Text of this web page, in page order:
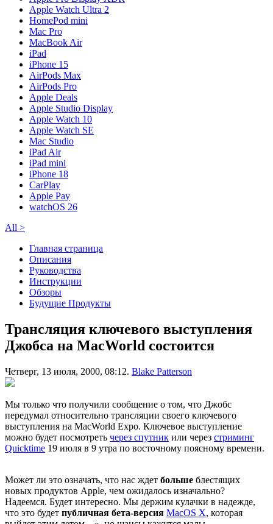
Apple Watch Ultra 2
HomePod mini
Mac Pro
MacBook Air
iPad
iPhone 15
AirPods Max
AirPods Pro
Apple Deals
Apple Studio Display
Apple Watch 10
Apple Watch SE
Mac Studio
iPad Air
iPad mini
iPhone 18
CarPlay
Apple Pay
watchOS 26
All >
Главная страница
Описания
Руководства
Инструкции
Обзоры
Будущие Продукты
Трансляция ключевого выступления
Джобса на MacWorld состоится
Четверг, 13 июля, 2000, 08:12. Blake Patterson
Мы только что получили сообщение о том, что Джобс
передумал относительно трансляции своего ключевого
выступления на MacWorld Expo. Ключевое выступление
можно будет посмотреть через спутник или через стриминг
Quicktime 19 июля в 9 утра по восточному поясному времени.
Может ли это означать, что нас ждет больше блестящих
новых продуктов Apple, чем ожидалось изначально?
Надеемся. Будет интересно. Мы держим кулачки в надежде,
что это будет публичная бета-версия MacOS X, которая